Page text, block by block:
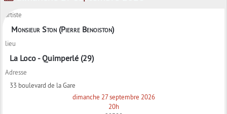
artiste
Monsieur Ston (Pierre Benoiston)
lieu
La Loco - Quimperlé (29)
Adresse
33 boulevard de la Gare
dimanche 27 septembre 2026
20h